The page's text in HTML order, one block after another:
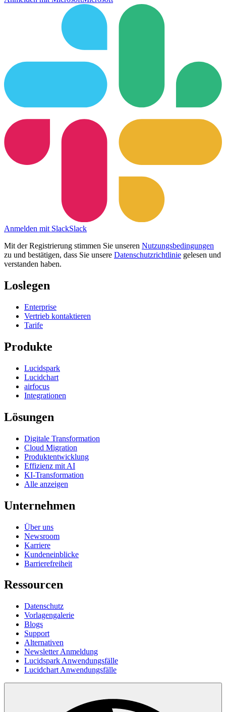
Anmelden mit SlackSlack
Mit der Registrierung stimmen Sie unseren Nutzungsbedingungen
zu und bestätigen, dass Sie unsere Datenschutzrichtlinie gelesen und
verstanden haben.
Loslegen
Enterprise
Vertrieb kontaktieren
Tarife
Produkte
Lucidspark
Lucidchart
airfocus
Integrationen
Lösungen
Digitale Transformation
Cloud Migration
Produktentwicklung
Effizienz mit AI
KI-Transformation
Alle anzeigen
Unternehmen
Über uns
Newsroom
Karriere
Kundeneinblicke
Barrierefreiheit
Ressourcen
Datenschutz
Vorlagengalerie
Blogs
Support
Alternativen
Newsletter Anmeldung
Lucidspark Anwendungsfälle
Lucidchart Anwendungsfälle